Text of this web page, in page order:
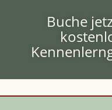
Buche